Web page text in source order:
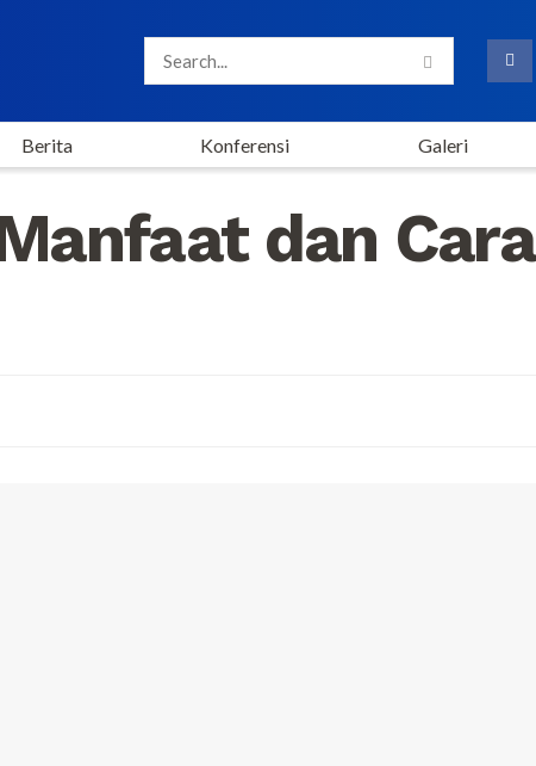
Berita Konferensi Galeri
dan Cara